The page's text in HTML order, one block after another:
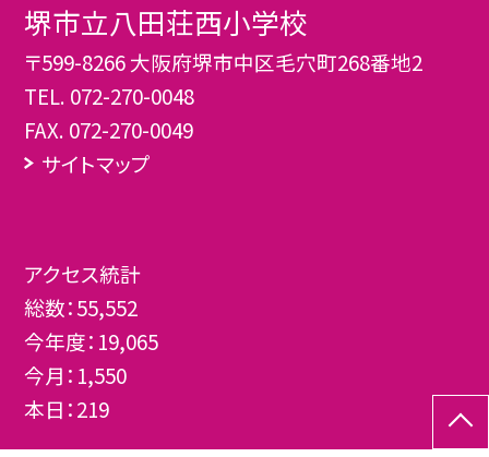
堺市立八田荘西小学校
〒599-8266 大阪府堺市中区毛穴町268番地2
TEL. 072-270-0048
FAX. 072-270-0049
サイトマップ
アクセス統計
総数：55,552
今年度： 19,065
今月： 1,550
本日：219